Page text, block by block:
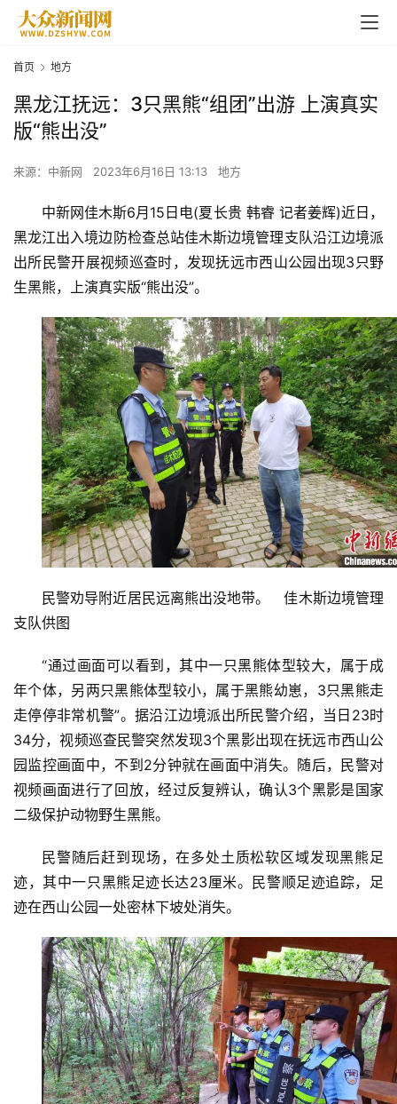
首
页
商
首页 地方
黑龙江抚远：3只黑熊“组团”出游 上演真实
版“熊出没”
来源：中新网 2023年6月16日 13:13 地方
中新网佳木斯6月15日电(夏长贵 韩睿 记者姜辉)近日，
黑龙江出入境边防检查总站佳木斯边境管理支队沿江边境派
出所民警开展视频巡查时，发现抚远市西山公园出现3只野
生黑熊，上演真实版“熊出没”。
民警劝导附近居民远离熊出没地带。 佳木斯边境管理
支队供图
“通过画面可以看到，其中一只黑熊体型较大，属于成
年个体，另两只黑熊体型较小，属于黑熊幼崽，3只黑熊走
走停停非常机警”。据沿江边境派出所民警介绍，当日23时
34分，视频巡查民警突然发现3个黑影出现在抚远市西山公
园监控画面中，不到2分钟就在画面中消失。随后，民警对
视频画面进行了回放，经过反复辨认，确认3个黑影是国家
二级保护动物野生黑熊。
民警随后赶到现场，在多处土质松软区域发现黑熊足
迹，其中一只黑熊足迹长达23厘米。民警顺足迹追踪，足
迹在西山公园一处密林下坡处消失。